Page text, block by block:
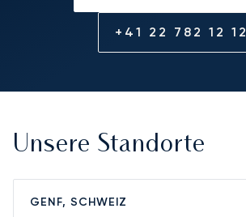
+41 22 782 12 12
Unsere Standorte
GENF, SCHWEIZ